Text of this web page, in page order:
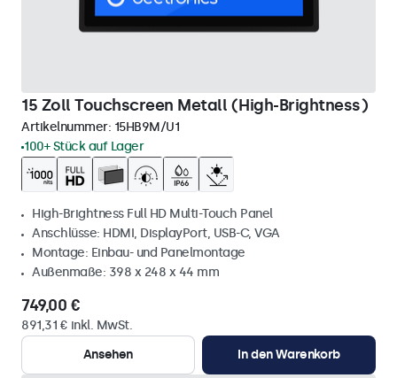
15 Zoll Touchscreen Metall (High-Brightness)
Artikelnummer: 15HB9M/U1
100+ Stück auf Lager
High-Brightness Full HD Multi-Touch Panel
Anschlüsse: HDMI, DisplayPort, USB-C, VGA
Montage: Einbau- und Panelmontage
Außenmaße: 398 x 248 x 44 mm
749,00 €
891,31 € inkl. MwSt.
Ansehen
In den Warenkorb